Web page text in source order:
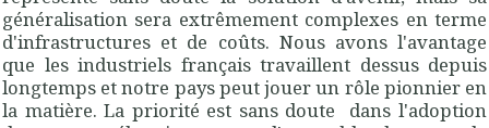
généralisation sera extrêmement complexes en terme
d'infrastructures et de coûts. Nous avons l'avantage
que les industriels français travaillent dessus depuis
longtemps et notre pays peut jouer un rôle pionnier en
la matière. La priorité est sans doute
dans l'adoption